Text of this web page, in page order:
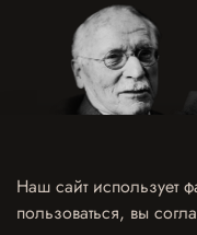
Договор оферты
Политика конфиденциальности
Наш сайт
пользоваться, вы